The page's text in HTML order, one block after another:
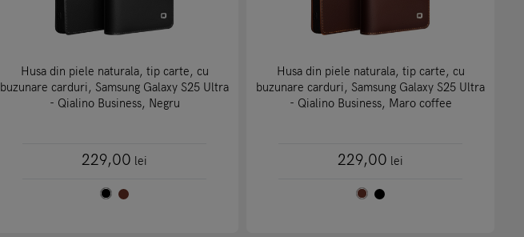
Husa din piele naturala, tip carte, cu
buzunare carduri, Samsung Galaxy S25 Ultra
- Qialino Business, Negru
229,00 lei
Husa din piele naturala, tip carte, cu
buzunare carduri, Samsung Galaxy S25 Ultra
- Qialino Business, Maro coffee
229,00 lei